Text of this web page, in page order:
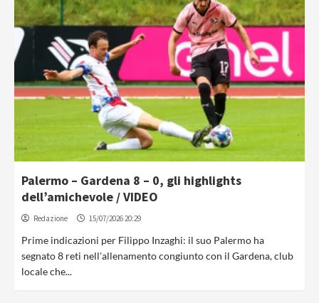
Palermo – Gardena 8 – 0, gli highlights
dell’amichevole / VIDEO
Redazione 15/07/2026 20:29
Prime indicazioni per Filippo Inzaghi: il suo Palermo ha
segnato 8 reti nell'allenamento congiunto con il Gardena, club
locale che...